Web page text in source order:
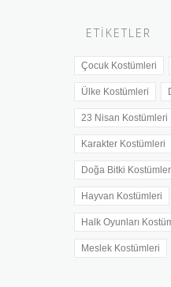
ETIKETLER
Çocuk Kostümleri
Ülke Kostümleri
23 Nisan Kostümleri
Karakter Kostümleri
Doğa Bitki
Hayvan Kostümleri
Halk Oyunları
Meslek Kostümleri